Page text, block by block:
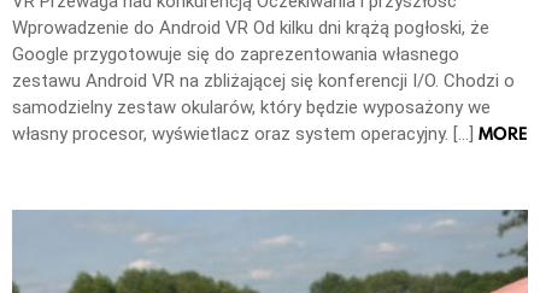
Wprowadzenie do Android VR Od kilku dni krążą pogłoski, że
Google przygotowuje się do zaprezentowania własnego
zestawu Android VR na zbliżającej się konferencji I/O. Chodzi o
samodzielny zestaw okularów, który będzie wyposażony we
własny procesor, wyświetlacz oraz system operacyjny. […] MORE